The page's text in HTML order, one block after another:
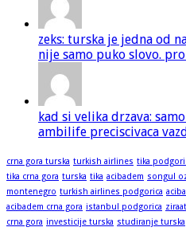
zeks: turska je jedna od
nije samo puko slovo.
kad si velika drzava:
ambilife preciscivaca
crna gora turska turkish airlines tika
tika crna gora turska tika acibadem songul
montenegro turkish airlines podgorica
acibadem crna gora istanbul podgorica
crna gora investicije turska studiranje turska